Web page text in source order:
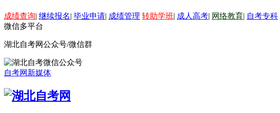
成绩查询| 继续报名| 毕业申请| 成绩管理 转助学班| 成人高考| 网络教育| 自考专科
微信多平台
湖北自考网公众号/微信群
自考网新媒体